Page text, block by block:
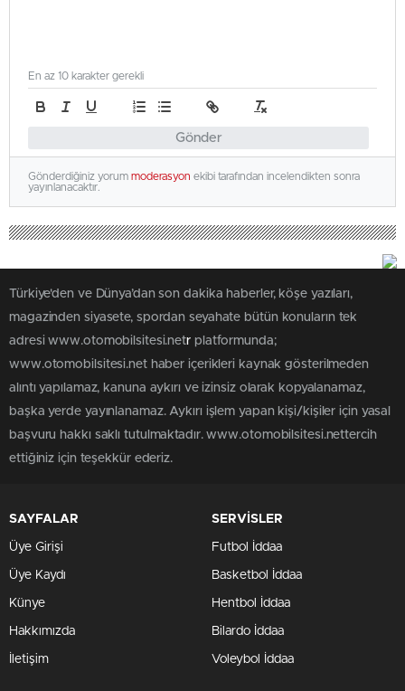
Gönder
En az 10 karakter gerekli
Gönderdiğiniz yorum moderasyon ekibi tarafından incelendikten sonra
yayınlanacaktır.
Türkiye'den ve Dünya’dan son dakika haberler, köşe yazıları,
magazinden siyasete, spordan seyahate bütün konuların tek
adresi www.otomobilsitesi.netr platformunda;
www.otomobilsitesi.net haber içerikleri kaynak gösterilmeden
alıntı yapılamaz, kanuna aykırı ve izinsiz olarak kopyalanamaz,
başka yerde yayınlanamaz. Aykırı işlem yapan kişi/kişiler için yasal
başvuru hakkı saklı tutulmaktadır. www.otomobilsitesi.nettercih
ettiğiniz için teşekkür ederiz.
SAYFALAR
Üye Girişi
Üye Kaydı
Künye
Hakkımızda
İletişim
SERVİSLER
Futbol İddaa
Basketbol İddaa
Hentbol İddaa
Bilardo İddaa
Voleybol İddaa